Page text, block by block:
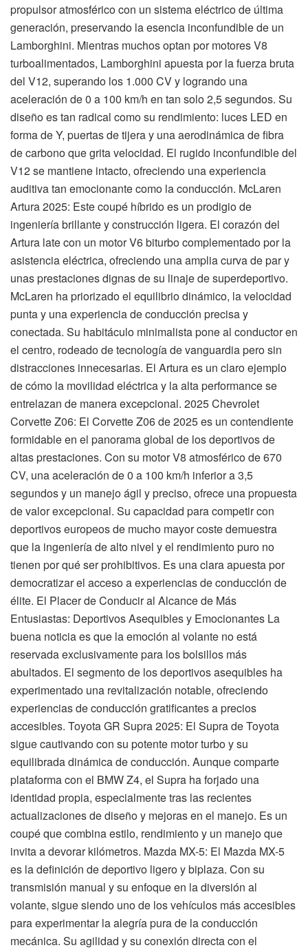
propulsor atmosférico con un sistema eléctrico de última
generación, preservando la esencia inconfundible de un
Lamborghini. Mientras muchos optan por motores V8
turboalimentados, Lamborghini apuesta por la fuerza bruta
del V12, superando los 1.000 CV y logrando una
aceleración de 0 a 100 km/h en tan solo 2,5 segundos. Su
diseño es tan radical como su rendimiento: luces LED en
forma de Y, puertas de tijera y una aerodinámica de fibra
de carbono que grita velocidad. El rugido inconfundible del
V12 se mantiene intacto, ofreciendo una experiencia
auditiva tan emocionante como la conducción. McLaren
Artura 2025: Este coupé híbrido es un prodigio de
ingeniería brillante y construcción ligera. El corazón del
Artura late con un motor V6 biturbo complementado por la
asistencia eléctrica, ofreciendo una amplia curva de par y
unas prestaciones dignas de su linaje de superdeportivo.
McLaren ha priorizado el equilibrio dinámico, la velocidad
punta y una experiencia de conducción precisa y
conectada. Su habitáculo minimalista pone al conductor en
el centro, rodeado de tecnología de vanguardia pero sin
distracciones innecesarias. El Artura es un claro ejemplo
de cómo la movilidad eléctrica y la alta performance se
entrelazan de manera excepcional. 2025 Chevrolet
Corvette Z06: El Corvette Z06 de 2025 es un contendiente
formidable en el panorama global de los deportivos de
altas prestaciones. Con su motor V8 atmosférico de 670
CV, una aceleración de 0 a 100 km/h inferior a 3,5
segundos y un manejo ágil y preciso, ofrece una propuesta
de valor excepcional. Su capacidad para competir con
deportivos europeos de mucho mayor coste demuestra
que la ingeniería de alto nivel y el rendimiento puro no
tienen por qué ser prohibitivos. Es una clara apuesta por
democratizar el acceso a experiencias de conducción de
élite. El Placer de Conducir al Alcance de Más
Entusiastas: Deportivos Asequibles y Emocionantes La
buena noticia es que la emoción al volante no está
reservada exclusivamente para los bolsillos más
abultados. El segmento de los deportivos asequibles ha
experimentado una revitalización notable, ofreciendo
experiencias de conducción gratificantes a precios
accesibles. Toyota GR Supra 2025: El Supra de Toyota
sigue cautivando con su potente motor turbo y su
equilibrada dinámica de conducción. Aunque comparte
plataforma con el BMW Z4, el Supra ha forjado una
identidad propia, especialmente tras las recientes
actualizaciones de diseño y mejoras en el manejo. Es un
coupé que combina estilo, rendimiento y un manejo que
invita a devorar kilómetros. Mazda MX-5: El Mazda MX-5
es la definición de deportivo ligero y biplaza. Con su
transmisión manual y su enfoque en la diversión al
volante, sigue siendo uno de los vehículos más accesibles
para experimentar la alegría pura de la conducción
mecánica. Su agilidad y su conexión directa con el